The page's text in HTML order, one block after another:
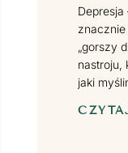
Depresja
znacznie
„gorszy
nastroju,
jaki